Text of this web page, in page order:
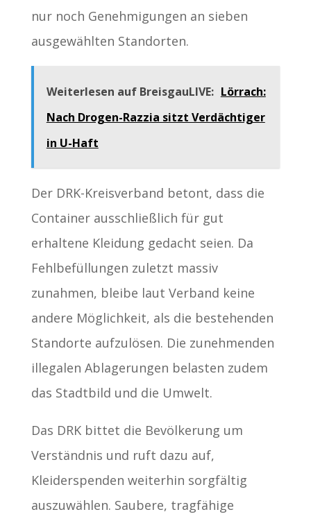
nur noch Genehmigungen an sieben
ausgewählten Standorten.
Weiterlesen auf BreisgauLIVE: Lörrach:
Nach Drogen-Razzia sitzt Verdächtiger
in U-Haft
Der DRK-Kreisverband betont, dass die
Container ausschließlich für gut
erhaltene Kleidung gedacht seien. Da
Fehlbefüllungen zuletzt massiv
zunahmen, bleibe laut Verband keine
andere Möglichkeit, als die bestehenden
Standorte aufzulösen. Die zunehmenden
illegalen Ablagerungen belasten zudem
das Stadtbild und die Umwelt.
Das DRK bittet die Bevölkerung um
Verständnis und ruft dazu auf,
Kleiderspenden weiterhin sorgfältig
auszuwählen. Saubere, tragfähige